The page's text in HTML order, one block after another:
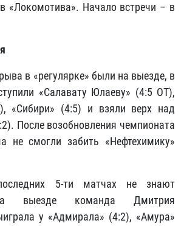
«Локомотива». Начало встречи – в
в «регулярке» были на выезде, в
«Салавату Юлаеву» (4:5 ОТ),
«Сибири» (4:5) и взяли верх над
После возобновления чемпионата
не смогли забить «Нефтехимику»
5-ти матчах не знают
выезде команда Дмитрия
у «Адмирала» (4:2), «Амура»